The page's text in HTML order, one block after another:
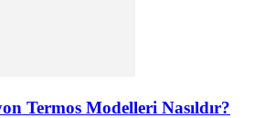
Termos Modelleri Nasıldır?